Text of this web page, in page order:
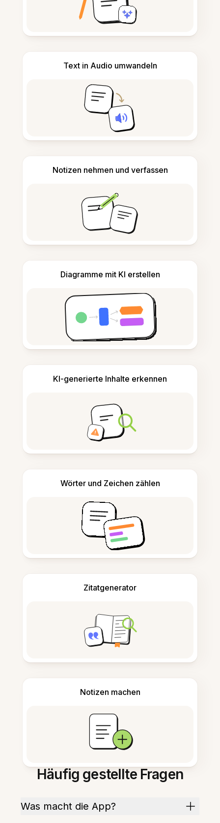
Text in Audio umwandeln
Notizen nehmen und verfassen
Diagramme mit KI erstellen
KI-generierte Inhalte erkennen
Wörter und Zeichen zählen
Zitatgenerator
Notizen machen
Häufig gestellte Fragen
Was macht die App?